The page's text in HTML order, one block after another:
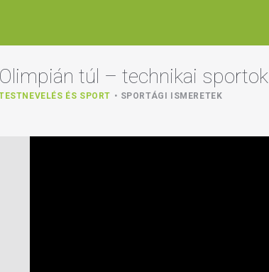
Olimpián túl – technikai sportok
ÉS SPORT SPORTÁGI ISMERETEK